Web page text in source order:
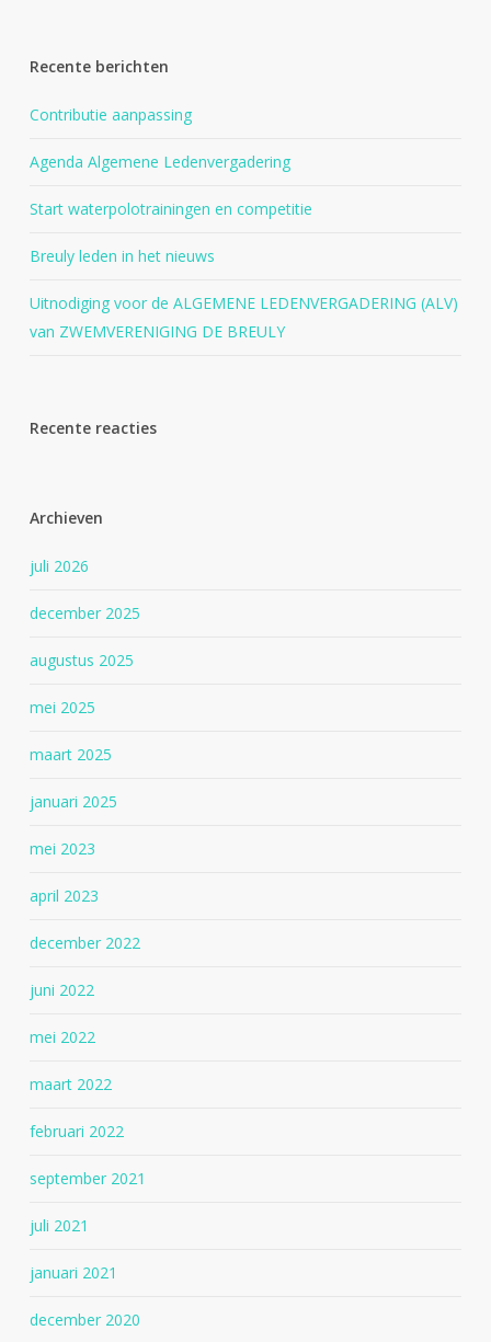
Recente berichten
Contributie aanpassing
Agenda Algemene Ledenvergadering
Start waterpolotrainingen en competitie
Breuly leden in het nieuws
Uitnodiging voor de ALGEMENE LEDENVERGADERING (ALV)
van ZWEMVERENIGING DE BREULY
Recente reacties
Archieven
juli 2026
december 2025
augustus 2025
mei 2025
maart 2025
januari 2025
mei 2023
april 2023
december 2022
juni 2022
mei 2022
maart 2022
februari 2022
september 2021
juli 2021
januari 2021
december 2020